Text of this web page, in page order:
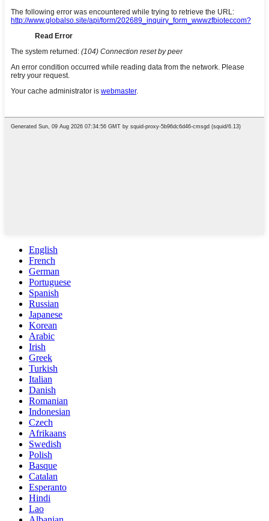
English
French
German
Portuguese
Spanish
Russian
Japanese
Korean
Arabic
Irish
Greek
Turkish
Italian
Danish
Romanian
Indonesian
Czech
Afrikaans
Swedish
Polish
Basque
Catalan
Esperanto
Hindi
Lao